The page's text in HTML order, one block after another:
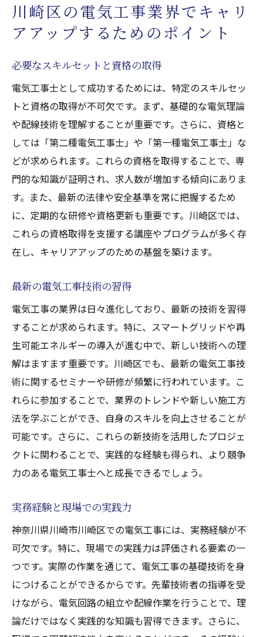
川崎区の電気工事業界でキャリ
アアップするためのポイント
必要なスキルセットと資格の取得
電気工事士として成功するためには、特定のスキルセッ
トと資格の取得が不可欠です。まず、基礎的な電気理論
や配線技術を理解することが重要です。さらに、資格と
しては「第二種電気工事士」や「第一種電気工事士」な
どが求められます。これらの資格を取得することで、専
門的な知識が証明され、求人数が増加する傾向にありま
す。また、最新の法律や安全基準を常に把握するため
に、定期的な研修や資格更新も重要です。川崎区では、
これらの資格取得を支援する講座やプログラムが多く存
在し、キャリアアップのための基盤を築けます。
最新の電気工事技術の習得
電気工事の業界は日々進化しており、最新の技術を習得
することが求められます。特に、スマートグリッドや再
生可能エネルギーの導入が進む中で、新しい技術への理
解はますます重要です。川崎区でも、最新の電気工事技
術に関するセミナーや研修が頻繁に行われています。こ
れらに参加することで、業界のトレンドや新しい施工方
法を学ぶことができ、自身のスキルを向上させることが
可能です。さらに、これらの新技術を活用したプロジェ
クトに関わることで、実践的な経験も得られ、より競争
力のある電気工事士へと成長できるでしょう。
実務経験と現場での実践力
神奈川県川崎市川崎区での電気工事には、実務経験が不
可欠です。特に、現場での実践力は評価される要素の一
つです。実際の作業を通じて、電気工事の基礎技術を身
につけることができるからです。先輩技術者の指導を受
けながら、電気回路の組立や配線作業を行うことで、理
論だけではなく実践的な知識も習得できます。さらに、